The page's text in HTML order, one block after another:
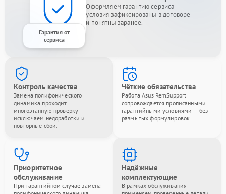
Гарантия от
сервиса
Оформляем гарантию сервиса —
условия зафиксированы в договоре
и понятны заранее.
Контроль качества
Замена полифонического
динамика проходит
многоэтапную проверку —
исключаем недоработки и
повторные сбои.
Чёткие обязательства
Работа Asus RemSupport
сопровождается прописанными
гарантийными условиями — без
размытых формулировок.
Приоритетное
обслуживание
При гарантийном случае замена
Надёжные
комплектующие
В рамках обслуживания